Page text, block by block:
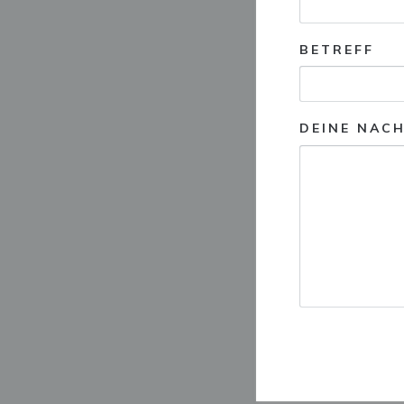
BETREFF
DEINE